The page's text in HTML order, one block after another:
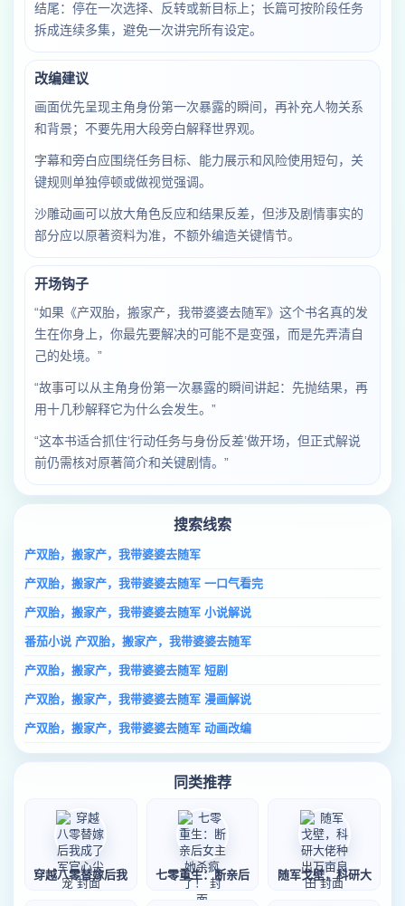
结尾：停在一次选择、反转或新目标上；长篇可按阶段任务
拆成连续多集，避免一次讲完所有设定。
改编建议
画面优先呈现主角身份第一次暴露的瞬间，再补充人物关系
和背景；不要先用大段旁白解释世界观。
字幕和旁白应围绕任务目标、能力展示和风险使用短句，关
键规则单独停顿或做视觉强调。
沙雕动画可以放大角色反应和结果反差，但涉及剧情事实的
部分应以原著资料为准，不额外编造关键情节。
开场钩子
“如果《产双胎，搬家产，我带婆婆去随军》这个书名真的发
生在你身上，你最先要解决的可能不是变强，而是先弄清自
己的处境。”
“故事可以从主角身份第一次暴露的瞬间讲起：先抛结果，再
用十几秒解释它为什么会发生。”
“这本书适合抓住‘行动任务与身份反差’做开场，但正式解说
前仍需核对原著简介和关键剧情。”
搜索线索
产双胎，搬家产，我带婆婆去随军
产双胎，搬家产，我带婆婆去随军 一口气看完
产双胎，搬家产，我带婆婆去随军 小说解说
番茄小说 产双胎，搬家产，我带婆婆去随军
产双胎，搬家产，我带婆婆去随军 短剧
产双胎，搬家产，我带婆婆去随军 漫画解说
产双胎，搬家产，我带婆婆去随军 动画改编
同类推荐
穿越八零替嫁后我 七零重生：断亲后 随军戈壁，科研大